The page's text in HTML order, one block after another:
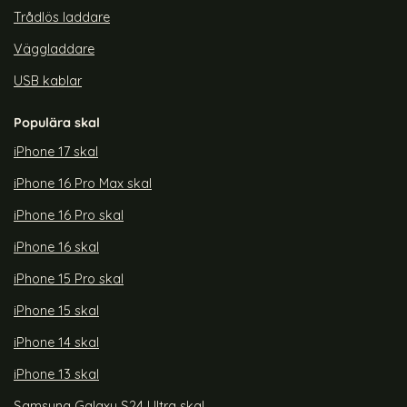
Trådlös laddare
Väggladdare
USB kablar
Populära skal
iPhone 17 skal
iPhone 16 Pro Max skal
iPhone 16 Pro skal
iPhone 16 skal
iPhone 15 Pro skal
iPhone 15 skal
iPhone 14 skal
iPhone 13 skal